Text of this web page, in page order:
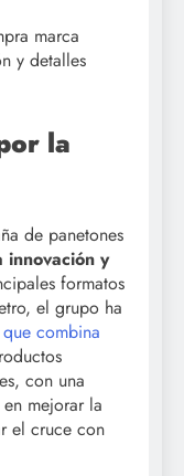
marca
y detalles
la
de panetones
y
formatos
el grupo ha
combina
con una
mejorar la
el cruce con